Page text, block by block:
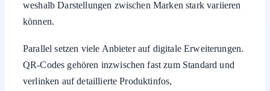
weshalb Darstellungen zwischen Marken stark variieren
können.
Parallel setzen viele Anbieter auf digitale Erweiterungen.
QR-Codes gehören inzwischen fast zum Standard und
verlinken auf detaillierte Produktinfos,